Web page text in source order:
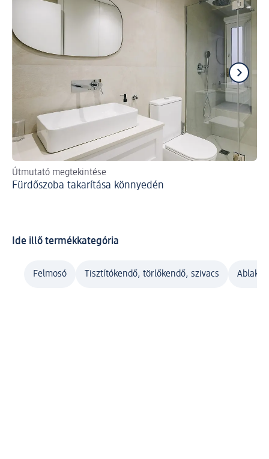
Útmutató megtekintése
Fürdőszoba takarítása könnyedén
Ide illő termékkategória
Felmosó Tisztítókendő, törlőkendő, szivacs